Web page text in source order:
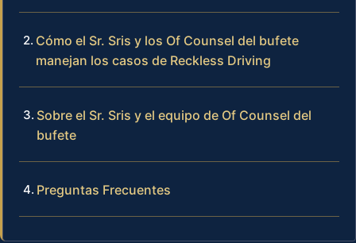
Cómo el Sr. Sris y los Of Counsel del bufete
manejan los casos de Reckless Driving
Sobre el Sr. Sris y el equipo de Of Counsel del
bufete
Preguntas Frecuentes